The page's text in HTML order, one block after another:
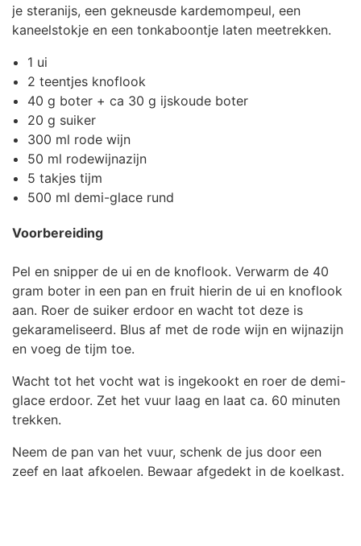
je steranijs, een gekneusde kardemompeul, een
kaneelstokje en een tonkaboontje laten meetrekken.
1 ui
2 teentjes knoflook
40 g boter + ca 30 g ijskoude boter
20 g suiker
300 ml rode wijn
50 ml rodewijnazijn
5 takjes tijm
500 ml demi-glace rund
Voorbereiding
Pel en snipper de ui en de knoflook. Verwarm de 40
gram boter in een pan en fruit hierin de ui en knoflook
aan. Roer de suiker erdoor en wacht tot deze is
gekarameliseerd. Blus af met de rode wijn en wijnazijn
en voeg de tijm toe.
Wacht tot het vocht wat is ingekookt en roer de demi-
glace erdoor. Zet het vuur laag en laat ca. 60 minuten
trekken.
Neem de pan van het vuur, schenk de jus door een
zeef en laat afkoelen. Bewaar afgedekt in de koelkast.